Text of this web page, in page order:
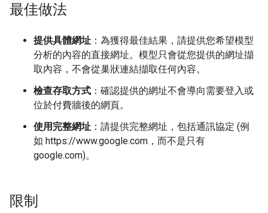
最佳做法
提供具體網址 ：為獲得最佳結果，請提供您希望模型
分析的內容的直接網址。模型只會從您提供的網址擷
取內容，不會從巢狀連結擷取任何內容。
檢查存取方式 ：確認提供的網址不會導向需要登入或
位於付費牆後的網頁。
使用完整網址 ：請提供完整網址，包括通訊協定 (例
如 https://www.google.com，而不是只有
google.com)。
限制